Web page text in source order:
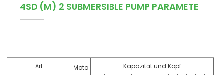
4SD (M) 2 SUBMERSIBLE PUMP PARAMETE
Art
Moto
Kapazität und Kopf